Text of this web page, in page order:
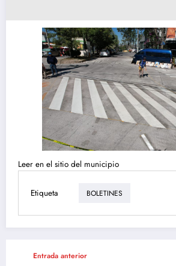
Leer en el sitio del municipio
Etiqueta BOLETINES
Entrada anterior